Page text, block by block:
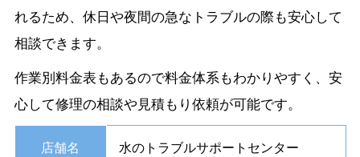
れるため、休日や夜間の急なトラブルの際も安心して
相談できます。
作業別料金表もあるので料金体系もわかりやすく、安
心して修理の相談や見積もり依頼が可能です。
店舗名 水のトラブルサポートセンター